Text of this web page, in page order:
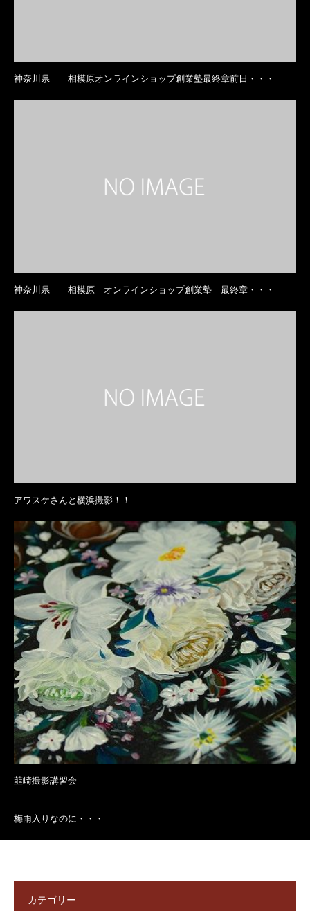
神奈川県 相模原オンラインショップ創業塾最終章前日・・・
神奈川県 相模原 オンラインショップ創業塾 最終章・・・
アワスケさんと横浜撮影！！
韮崎撮影講習会
梅雨入りなのに・・・
カテゴリー